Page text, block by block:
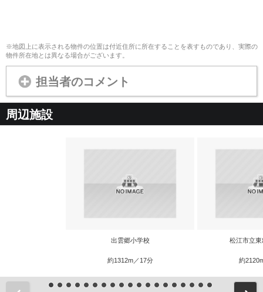
※地図上に表示される物件の位置は付近住所に所在することを表すものであり、実際の
物件所在地とは異なる場合がございます。
担当者のコメント
周辺施設
出雲郷小学校
約1312m／17分
松江市立
約